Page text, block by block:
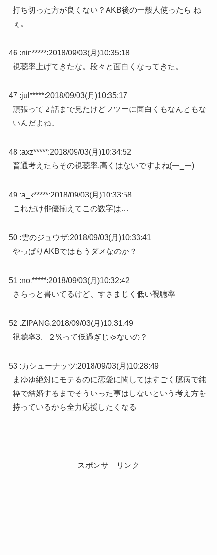
打ち切った方が良くない？AKB後の一般人使ったら ね
ぇ。
46 :nin*****:2018/09/03(月)10:35:18
視聴率上げてきたな。段々と面白くなってきた。
47 :jul*****:2018/09/03(月)10:35:17
頑張って２話まで見たけどフツーに面白くもなんともな
いんだよね。
48 :axz*****:2018/09/03(月)10:34:52
普通考えたらその視聴率,高くはないですよね(￢_￢)
49 :a_k*****:2018/09/03(月)10:33:58
これだけ俳優揃えてこの数字は…
50 :雲のジュウザ:2018/09/03(月)10:33:41
やっぱりAKBではもうダメなのか？
51 :not*****:2018/09/03(月)10:32:42
さらっと書いてるけど、すさまじく低い視聴率
52 :ZIPANG:2018/09/03(月)10:31:49
視聴率3、２%って低過ぎじゃないの？
53 :カシューナッツ:2018/09/03(月)10:28:49
まゆゆ絶対にモテるのに恋愛に関してはすごく臆病で純
粋で結婚するまでそういった事はしないという考え方を
持っているから全力応援したくなる
スポンサーリンク